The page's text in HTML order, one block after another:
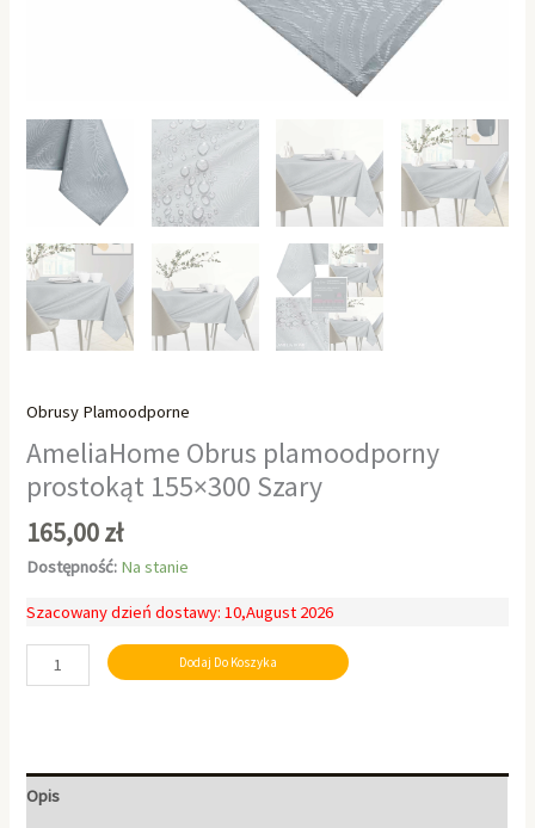
Obrusy Plamoodporne
AmeliaHome Obrus plamoodporny
prostokąt 155×300 Szary
165,00zł
Dostępność: Na stanie
Szacowany dzień dostawy: 10,August 2026
Dodaj Do Koszyka
Opis